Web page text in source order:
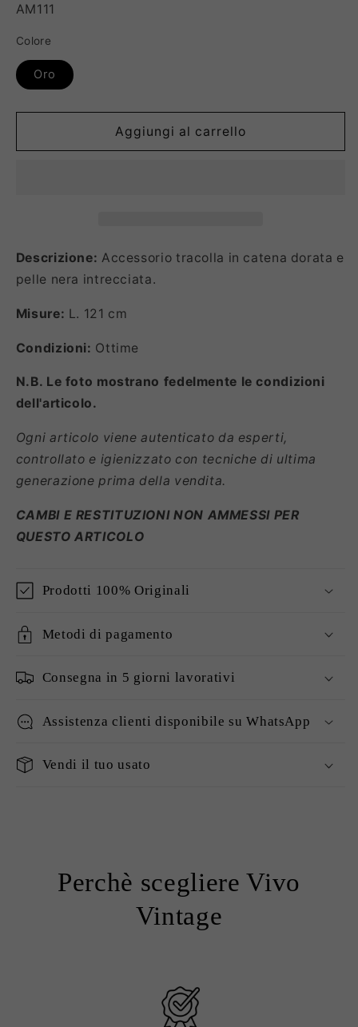
SKU:
AM111
Colore
Oro
Aggiungi al carrello
Descrizione: Accessorio tracolla in catena dorata e
pelle nera intrecciata.
Misure: L. 121 cm
Condizioni: Ottime
N.B. Le foto mostrano fedelmente le condizioni
dell'articolo.
Ogni articolo viene autenticato da esperti,
controllato e igienizzato con tecniche di ultima
generazione prima della vendita.
CAMBI E RESTITUZIONI NON AMMESSI PER
QUESTO ARTICOLO
Prodotti 100% Originali
Metodi di pagamento
Consegna in 5 giorni lavorativi
Assistenza clienti disponibile su WhatsApp
Vendi il tuo usato
Perchè scegliere Vivo
Vintage